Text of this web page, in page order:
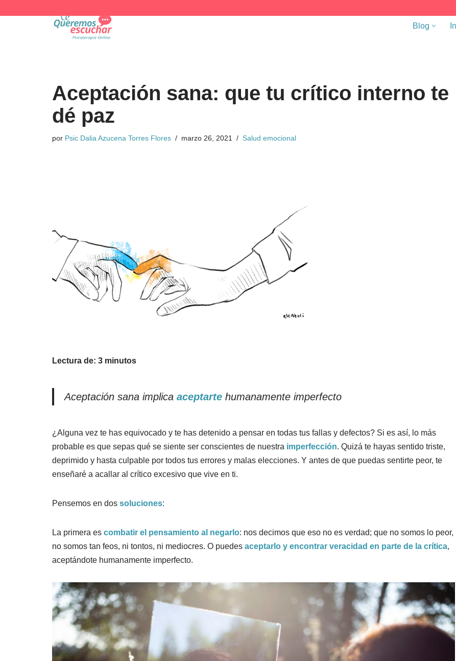
Blog
Aceptación sana: que tu crítico interno te
dé paz
por Psic Dalia Azucena Torres Flores marzo 26, 2021 Salud emocional
Lectura de: 3 minutos
Aceptación sana implica aceptarte humanamente imperfecto
¿Alguna vez te has equivocado y te has detenido a pensar en todas tus fallas y defectos? Si es así, lo más
probable es que sepas qué se siente ser conscientes de nuestra imperfección. Quizá te hayas sentido triste,
deprimido y hasta culpable por todos tus errores y malas elecciones. Y antes de que puedas sentirte peor, te
enseñaré a acallar al crítico excesivo que vive en ti.
Pensemos en dos soluciones:
La primera es combatir el pensamiento al negarlo: nos decimos que eso no es verdad; que no somos lo peor,
no somos tan feos, ni tontos, ni mediocres. O puedes aceptarlo y encontrar veracidad en parte de la crítica,
aceptándote humanamente imperfecto.